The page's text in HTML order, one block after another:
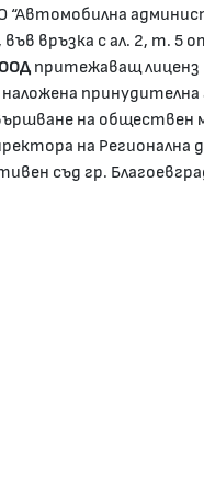
“Автомобилна
във връзка с ал. 2, т.
притежаващ лиценз
на обществен
на Регионална
съд гр.